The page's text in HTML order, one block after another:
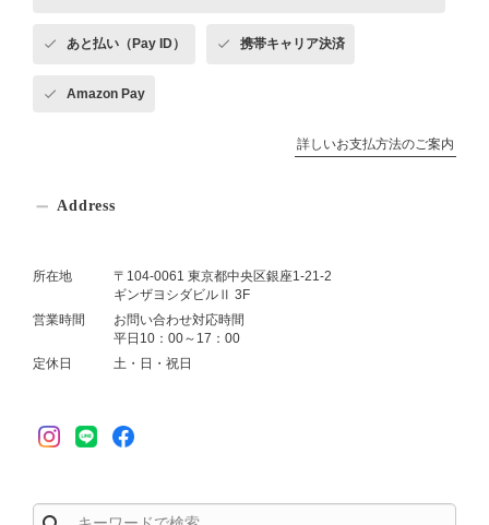
あと払い（Pay ID） 携帯キャリア決済
Amazon Pay
詳しいお支払方法のご案内
Address
所在地
〒104-0061 東京都中央区銀座1-21-2
ギンザヨシダビルⅡ 3F
営業時間
お問い合わせ対応時間
平日10：00～17：00
定休日
土・日・祝日